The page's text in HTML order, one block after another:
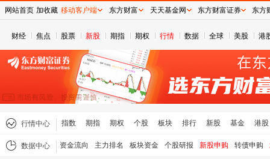
财经 焦点 股票 新股 期指 期权 行情 数据 全球 美股 港
行情中心 指数 期指 期权 个股 板块 排行 新股 基金 港股
数据中心 资金流向 主力排名 板块资金 个股研报 新股申购 转债申购
网站首页 加收藏 移动客户端 东方财富 天天基金网 东方财富证券 东方